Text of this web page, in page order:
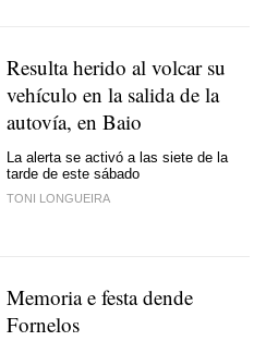
Resulta herido al volcar su
vehículo en la salida de la
autovía, en Baio
La alerta se activó a las siete de la
tarde de este sábado
TONI LONGUEIRA
Memoria e festa dende
Fornelos